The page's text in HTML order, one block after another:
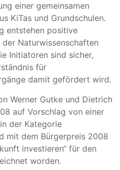
einer gemeinsamen
KiTas und Grundschulen.
entstehen positive
Naturwissenschaften
Initiatoren sind sicher,
für
damit gefördert wird.
Werner Gutke und Dietrich
auf Vorschlag von einer
der Kategorie
mit dem Bürgerpreis 2008
investieren“ für den
worden.